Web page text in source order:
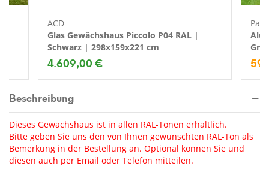
ACD
Glas Gewächshaus Piccolo P04 RAL |
Schwarz | 298x159x221 cm
4.609,00 €
Beschreibung
Dieses Gewächshaus ist in allen RAL-Tönen erhältlich.
Bitte geben Sie uns den von Ihnen gewünschten RAL-Ton als
Bemerkung in der Bestellung an. Optional können Sie und
diesen auch per Email oder Telefon mitteilen.